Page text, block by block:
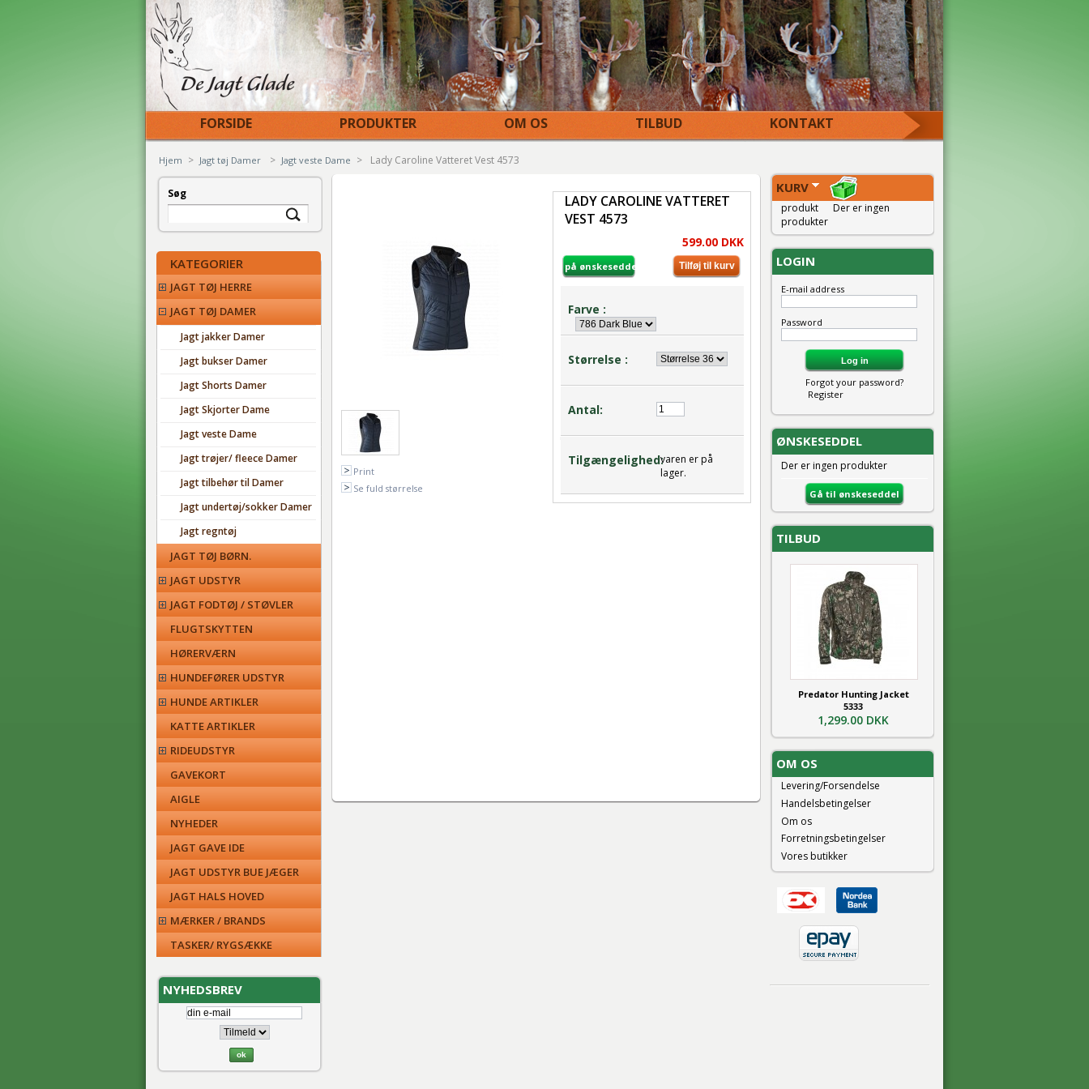
FORSIDE PRODUKTER OM OS TILBUD KONTAKT
Søg
KATEGORIER
JAGT TØJ HERRE
JAGT TØJ DAMER
Jagt jakker Damer
Jagt bukser Damer
Jagt Shorts Damer
Jagt Skjorter Dame
Jagt veste Dame
Jagt trøjer/ fleece Damer
Jagt tilbehør til Damer
Jagt undertøj/sokker Damer
Jagt regntøj
JAGT TØJ BØRN.
JAGT UDSTYR
JAGT FODTØJ / STØVLER
FLUGTSKYTTEN
HØRERVÆRN
HUNDEFØRER UDSTYR
HUNDE ARTIKLER
KATTE ARTIKLER
RIDEUDSTYR
GAVEKORT
AIGLE
NYHEDER
JAGT GAVE IDE
JAGT UDSTYR BUE JÆGER
JAGT HALS HOVED
MÆRKER / BRANDS
TASKER/ RYGSÆKKE
NYHEDSBREV
Hjem > Jagt tøj Damer > Jagt veste Dame > Lady Caroline Vatteret Vest 4573
Print
Se fuld størrelse
LADY CAROLINE VATTERET
VEST 4573
599.00 DKK
på ønskeseddel
Farve :
Størrelse :
Antal:
Tilgængelighed:varen er på
lager.
KURV
produkt
Der er ingen
produkter
LOGIN
E-mail address
Password
Forgot your password?
Register
ØNSKESEDDEL
Der er ingen produkter
Gå til ønskeseddel
TILBUD
Predator Hunting Jacket
5333
1,299.00 DKK
OM OS
Levering/Forsendelse
Handelsbetingelser
Om os
Forretningsbetingelser
Vores butikker